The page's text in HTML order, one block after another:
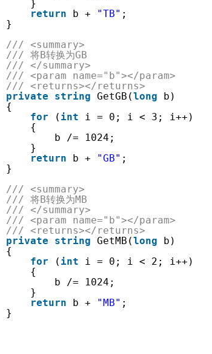
}
return
b + "TB" ;
}
/// <summary>
/// 将B转换为GB
/// </summary>
/// <param name="b"></param>
/// <returns></returns>
private
string GetGB(long
b)
{
for
( int
i = 0; i < 3; i++)
{
b /= 1024;
}
return
b + "GB" ;
}
/// <summary>
/// 将B转换为MB
/// </summary>
/// <param name="b"></param>
/// <returns></returns>
private
string GetMB(long
b)
{
for
( int
i = 0; i < 2; i++)
{
b /= 1024;
}
return
b + "MB" ;
}